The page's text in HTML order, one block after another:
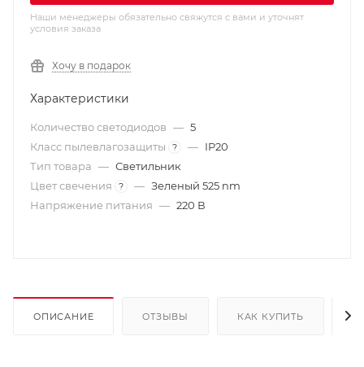
Мощность
Наши менеджеры обязательно свяжутся с вами и уточнят
условия заказа
Хочу в подарок
Характеристики
Количество светодиодов — 5
Класс пылевлагозащиты
? — IP20
Тип товара — Светильник
Цвет свечения
? — Зеленый 525 nm
Напряжение питания — 220 В
ОПИСАНИЕ ОТЗЫВЫ КАК КУПИТЬ